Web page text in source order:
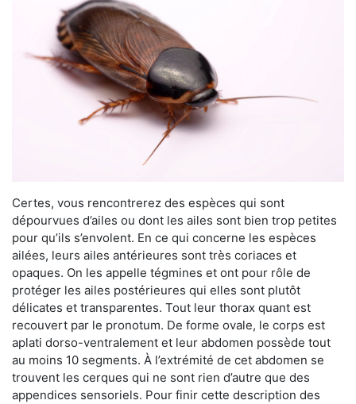
Certes, vous rencontrerez des espèces qui sont
dépourvues d’ailes ou dont les ailes sont bien trop petites
pour qu’ils s’envolent. En ce qui concerne les espèces
ailées, leurs ailes antérieures sont très coriaces et
opaques. On les appelle tégmines et ont pour rôle de
protéger les ailes postérieures qui elles sont plutôt
délicates et transparentes. Tout leur thorax quant est
recouvert par le pronotum. De forme ovale, le corps est
aplati dorso-ventralement et leur abdomen possède tout
au moins 10 segments. À l’extrémité de cet abdomen se
trouvent les cerques qui ne sont rien d’autre que des
appendices sensoriels. Pour finir cette description des